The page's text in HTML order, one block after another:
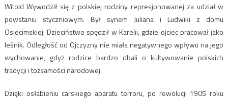
Witold Wywodził się z polskiej rodziny represjonowanej za udział w
powstaniu styczniowym. Był synem Juliana i Ludwiki z domu
Osiecimskiej. Dzieciństwo spędził w Karelii, gdzie ojciec pracował jako
leśnik. Odległość od Ojczyzny nie miała negatywnego wpływu na jego
wychowanie, gdyż rodzice bardzo dbali o kultywowanie polskich
tradycji i tożsamości narodowej.
Dzięki osłabieniu carskiego aparatu terroru, po rewolucji 1905 roku